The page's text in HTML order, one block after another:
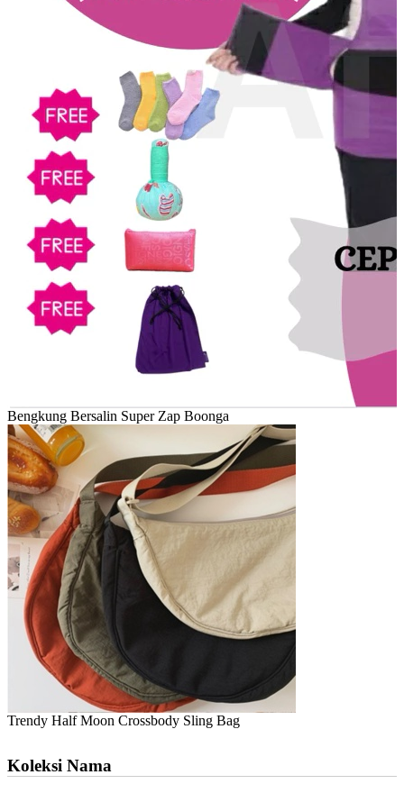
Bengkung Bersalin Super Zap Boonga
Trendy Half Moon Crossbody Sling Bag
Koleksi Nama